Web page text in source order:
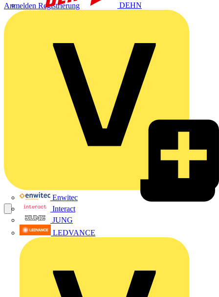
DEHN
Enwitec
Interact
JUNG
LEDVANCE
Anmelden Registrierung